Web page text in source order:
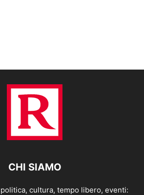
CHI SIAMO
cultura, tempo libero, eventi: